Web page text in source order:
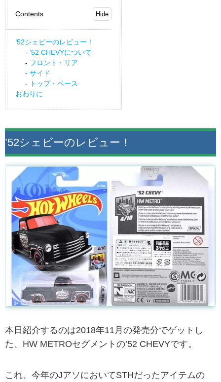
Contents
’52シェビーのレビュー！
’52 CHEVYについて
フロント・リア
サイド
トップ・ベース
おわりに
’52シェビーのレビュー！
本日紹介するのは2018年11月の発売分でゲットし
た、HW METROセグメントの’52 CHEVYです。
これ、今年のJアソにおいてSTHだったアイテムの